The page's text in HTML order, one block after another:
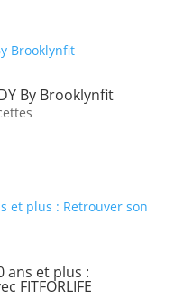
By Brooklynfit
ans et plus :
FITFORLIFE